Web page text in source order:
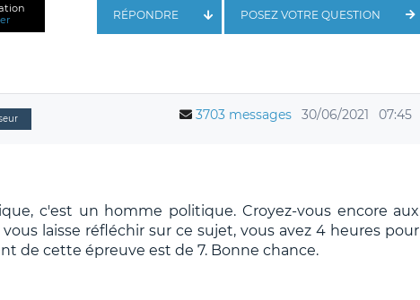
POSEZ VOTRE QUESTION
RÉPONDRE
3703 messages 30/06/2021 07:45
c'est un homme politique. Croyez-vous encore aux
laisse réfléchir sur ce sujet, vous avez 4 heures pour
de cette épreuve est de 7. Bonne chance.